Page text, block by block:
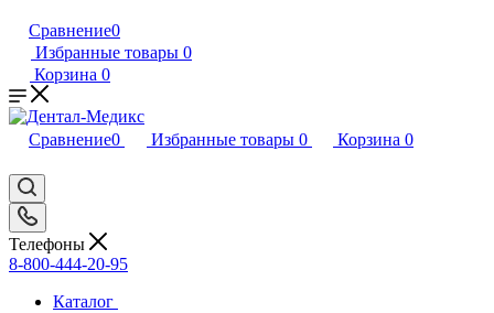
Сравнение0
Избранные товары 0
Корзина 0
Сравнение0 Избранные товары 0 Корзина 0
Телефоны
8-800-444-20-95
Каталог